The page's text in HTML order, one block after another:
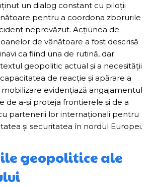
un dialog constant cu piloții
pentru a coordona zborurile
neprevăzut. Acțiunea de
de vânătoare a fost descrisă
ca fiind una de rutină, dar
geopolitic actual și a necesității
de reacție și apărare a
mobilizare evidențiază angajamentul
de a-și proteja frontierele și de a
partenerii lor internaționali pentru
și securitatea în nordul Europei.
geopolitice ale